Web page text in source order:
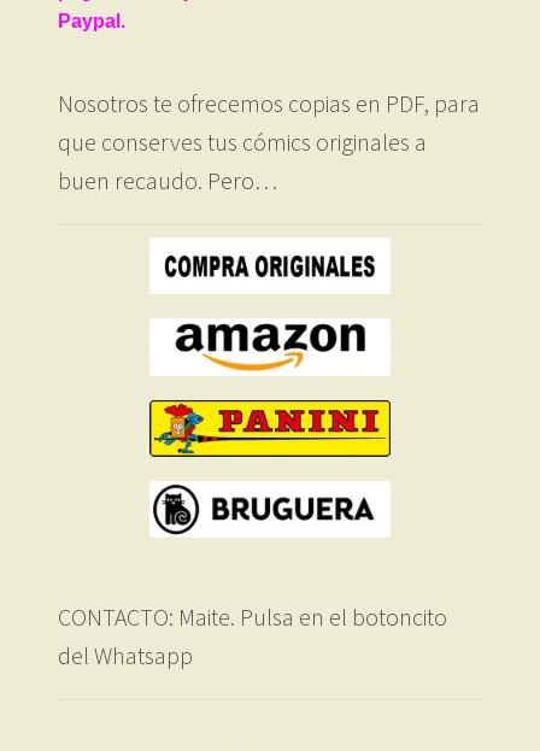
Paypal.
Nosotros te ofrecemos copias en PDF, para
que conserves tus cómics originales a
buen recaudo. Pero…
CONTACTO: Maite. Pulsa en el botoncito
del Whatsapp